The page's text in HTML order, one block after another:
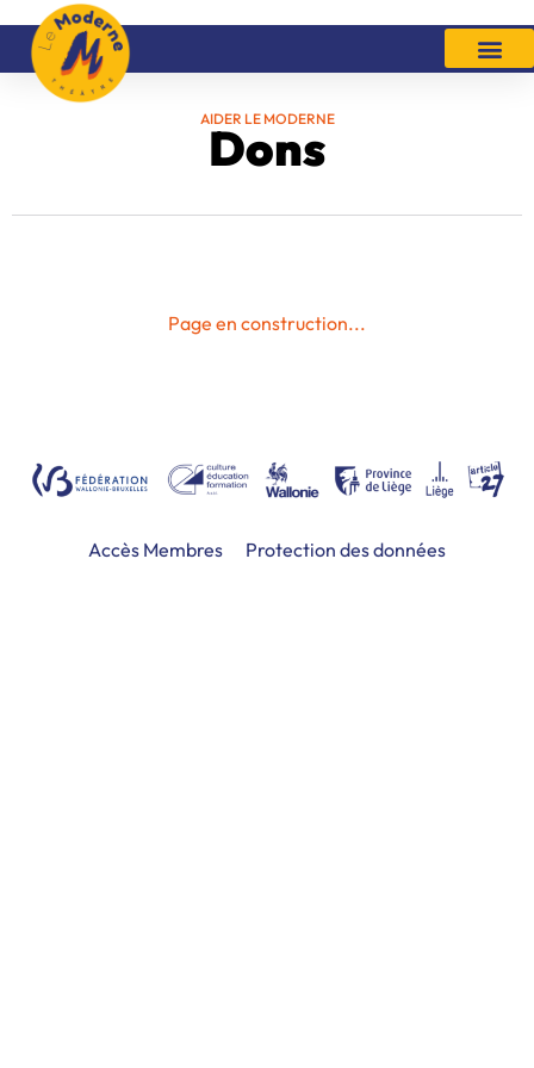
contenu
AIDER LE MODERNE
Dons
Page en construction...
Accès Membres Protection des données